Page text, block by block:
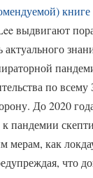
книге
выдвигают
актуального
по
До 2020
пандемии
мерам, как
что